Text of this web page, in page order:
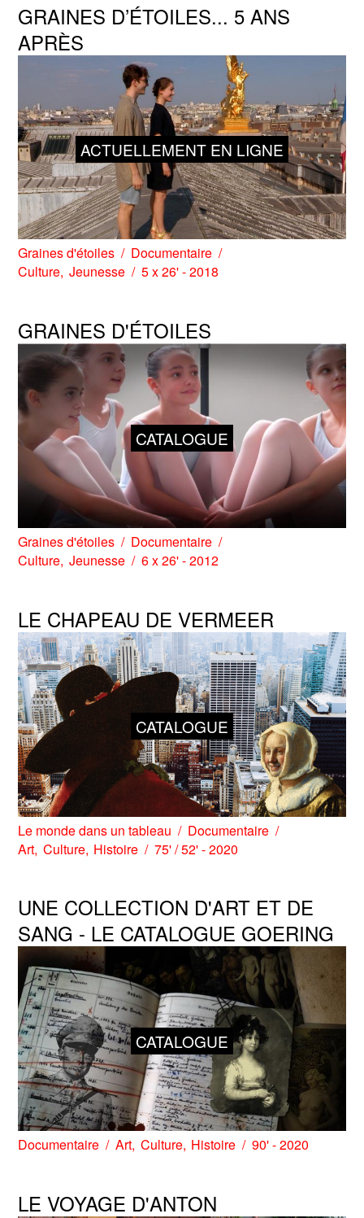
GRAINES D’ÉTOILES... 5 ANS
APRÈS
ACTUELLEMENT EN LIGNE
Graines d'étoiles
Documentaire
Culture Jeunesse 5 x 26' - 2018
GRAINES D'ÉTOILES
CATALOGUE
Graines d'étoiles
Documentaire
Culture Jeunesse 6 x 26' - 2012
LE CHAPEAU DE VERMEER
CATALOGUE
Le monde dans un tableau
Documentaire
Art Culture Histoire 75' / 52' - 2020
UNE COLLECTION D'ART ET DE
SANG - LE CATALOGUE GOERING
CATALOGUE
Documentaire Art Culture Histoire 90' - 2020
LE VOYAGE D'ANTON